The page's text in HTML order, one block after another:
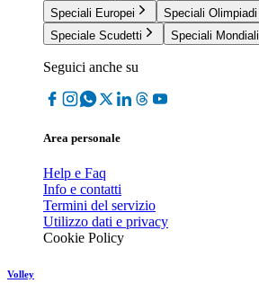
Speciali Europei
Speciali Olimpiadi
Speciale Scudetti
Speciali Mondiali
Seguici anche su
Area personale
Help e Faq
Info e contatti
Termini del servizio
Utilizzo dati e privacy
Cookie Policy
Volley